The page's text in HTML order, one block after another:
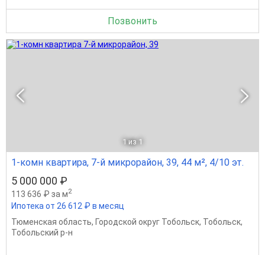
Позвонить
1 из 1
1-комн квартира, 7-й микрорайон, 39, 44 м², 4/10 эт.
5 000 000 ₽
113 636 ₽ за м2
Ипотека от 26 612 ₽ в месяц
Тюменская область, Городской округ Тобольск, Тобольск,
Тобольский р-н